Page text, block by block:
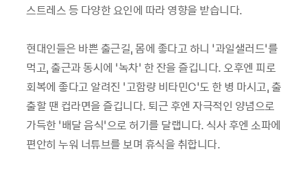
스트레스 등 다양한 요인에 따라 영향을 받습니다.
현대인들은 바쁜 출근길, 몸에 좋다고 하니 ‘과일샐러드’를
먹고, 출근과 동시에 ‘녹차’ 한 잔을 즐깁니다. 오후엔 피로
회복에 좋다고 알려진 ‘고함량 비타민C’도 한 병 마시고, 출
출할 땐 컵라면을 즐깁니다. 퇴근 후엔 자극적인 양념으로
가득한 ‘배달 음식’으로 허기를 달랩니다. 식사 후엔 소파에
편안히 누워 너튜브를 보며 휴식을 취합니다.